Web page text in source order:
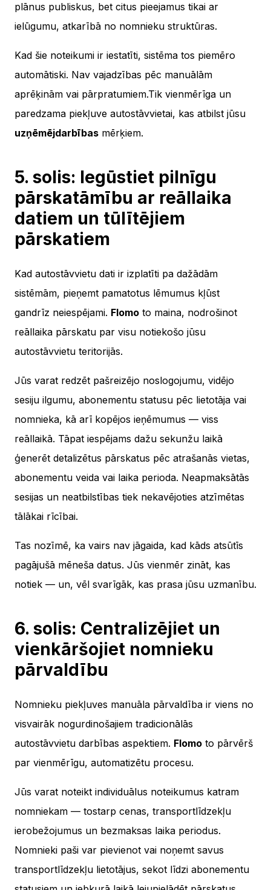
plānus publiskus, bet citus pieejamus tikai ar
ielūgumu, atkarībā no nomnieku struktūras.
Kad šie noteikumi ir iestatīti, sistēma tos piemēro
automātiski. Nav vajadzības pēc manuālām
aprēķinām vai pārpratumiem.Tik vienmērīga un
paredzama piekļuve autostāvvietai, kas atbilst jūsu
uzņēmējdarbības mērķiem.
5. solis: Iegūstiet pilnīgu
pārskatāmību ar reāllaika
datiem un tūlītējiem
pārskatiem
Kad autostāvvietu dati ir izplatīti pa dažādām
sistēmām, pieņemt pamatotus lēmumus kļūst
gandrīz neiespējami. Flomo to maina, nodrošinot
reāllaika pārskatu par visu notiekošo jūsu
autostāvvietu teritorijās.
Jūs varat redzēt pašreizējo noslogojumu, vidējo
sesiju ilgumu, abonementu statusu pēc lietotāja vai
nomnieka, kā arī kopējos ieņēmumus — viss
reāllaikā. Tāpat iespējams dažu sekunžu laikā
ģenerēt detalizētus pārskatus pēc atrašanās vietas,
abonementu veida vai laika perioda. Neapmaksātās
sesijas un neatbilstības tiek nekavējoties atzīmētas
tālākai rīcībai.
Tas nozīmē, ka vairs nav jāgaida, kad kāds atsūtīs
pagājušā mēneša datus. Jūs vienmēr zināt, kas
notiek — un, vēl svarīgāk, kas prasa jūsu uzmanību.
6. solis: Centralizējiet un
vienkāršojiet nomnieku
pārvaldību
Nomnieku piekļuves manuāla pārvaldība ir viens no
visvairāk nogurdinošajiem tradicionālās
autostāvvietu darbības aspektiem. Flomo to pārvērš
par vienmērīgu, automatizētu procesu.
Jūs varat noteikt individuālus noteikumus katram
nomniekam — tostarp cenas, transportlīdzekļu
ierobežojumus un bezmaksas laika periodus.
Nomnieki paši var pievienot vai noņemt savus
transportlīdzekļu lietotājus, sekot līdzi abonementu